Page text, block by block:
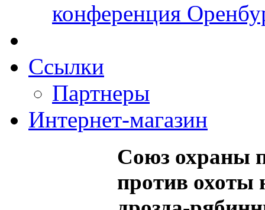
конференция
Ссылки
Партнеры
Интернет-магазин
Союз охраны
против охоты